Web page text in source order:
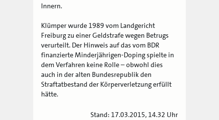
Innern.
Klümper wurde 1989 vom Landgericht
Freiburg zu einer Geldstrafe wegen Betrugs
verurteilt. Der Hinweis auf das vom BDR
finanzierte Minderjährigen-Doping spielte in
dem Verfahren keine Rolle – obwohl dies
auch in der alten Bundesrepublik den
Straftatbestand der Körperverletzung erfüllt
hätte.
Stand: 17.03.2015, 14.32 Uhr